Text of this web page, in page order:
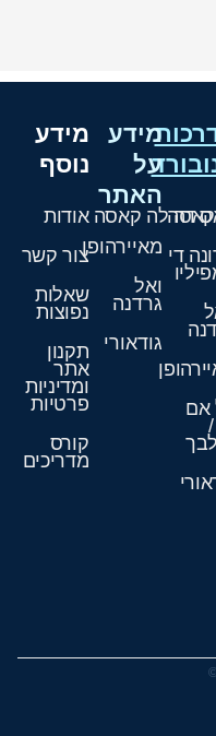
דה לה קאסה
די
אם
מידע
על
האתר
מאיירהופן
ואל
גרדנה
גודאורי
מידע
נוסף
אודות
צור קשר
שאלות
נפוצות
תקנון
אתר
ומדיניות
פרטיות
קורס
מדריכים